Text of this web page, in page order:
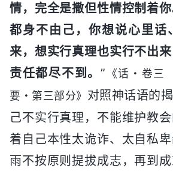
情，完全是撒但性情控制着
都身不由己，你想说心里话
来，想实行真理也实行不出
责任都尽不到。 ” 《话・卷
要・第三部分》 对照神话语的
己不实行真理，不能维护教
着自己本性太诡诈、太自私
雨不按原则提拔成志，再到